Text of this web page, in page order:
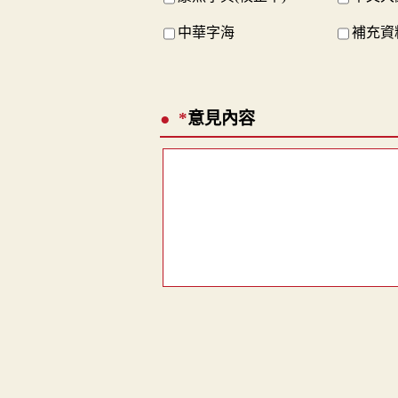
中華字海 補充資
*意見內容